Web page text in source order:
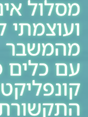
מסלול
ועוצמתי
מהמשבר
עם כלים
התקשורת